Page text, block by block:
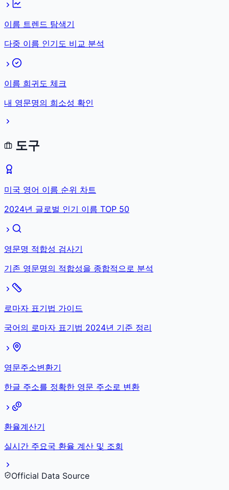
이름 트렌드 탐색기
다중 이름 인기도 비교 분석
이름 희귀도 체크
내 영문명의 희소성 확인
도구
미국 영어 이름 순위 차트
2024년 글로벌 인기 이름 TOP 50
영문명 적합성 검사기
기존 영문명의 적합성을 종합적으로 분석
로마자 표기법 가이드
국어의 로마자 표기법 2024년 기준 정리
영문주소변환기
한글 주소를 정확한 영문 주소로 변환
환율계산기
실시간 주요국 환율 계산 및 조회
Official Data Source